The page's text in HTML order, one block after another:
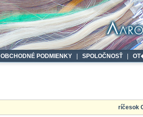
OBCHODNÉ PODMIENKY| SPOLOČNOSŤ|
ríčesok